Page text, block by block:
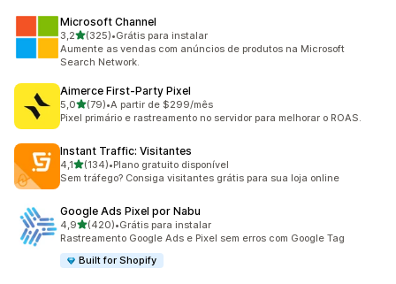
Microsoft Channel
3,2de 5 estrelas
(325)
325 avaliações ao todo
•Grátis para instalar
Aumente as vendas com anúncios de produtos na Microsoft
Search Network.
Aimerce First‑Party Pixel
5,0de 5 estrelas
(79)
79 avaliações ao todo
•A partir de $299/mês
Pixel primário e rastreamento no servidor para melhorar o ROAS.
Instant Traffic: Visitantes
4,1de 5 estrelas
(134)
134 avaliações ao todo
•Plano gratuito disponível
Sem tráfego? Consiga visitantes grátis para sua loja online
Google Ads Pixel por Nabu
4,9de 5 estrelas
(420)
420 avaliações ao todo
•Grátis para instalar
Rastreamento Google Ads e Pixel sem erros com Google Tag
Built for Shopify